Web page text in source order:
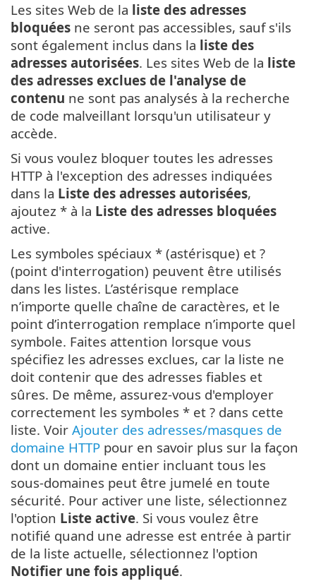
Les sites Web de la liste des adresses
bloquées ne seront pas accessibles, sauf s'ils
sont également inclus dans la liste des
adresses autorisées. Les sites Web de la liste
des adresses exclues de l'analyse de
contenu ne sont pas analysés à la recherche
de code malveillant lorsqu'un utilisateur y
accède.
Si vous voulez bloquer toutes les adresses
HTTP à l'exception des adresses indiquées
dans la Liste des adresses autorisées,
ajoutez * à la Liste des adresses bloquées
active.
Les symboles spéciaux * (astérisque) et ?
(point d'interrogation) peuvent être utilisés
dans les listes. L’astérisque remplace
n’importe quelle chaîne de caractères, et le
point d’interrogation remplace n’importe quel
symbole. Faites attention lorsque vous
spécifiez les adresses exclues, car la liste ne
doit contenir que des adresses fiables et
sûres. De même, assurez-vous d'employer
correctement les symboles * et ? dans cette
liste. Voir Ajouter des adresses/masques de
domaine HTTP pour en savoir plus sur la façon
dont un domaine entier incluant tous les
sous-domaines peut être jumelé en toute
sécurité. Pour activer une liste, sélectionnez
l'option Liste active. Si vous voulez être
notifié quand une adresse est entrée à partir
de la liste actuelle, sélectionnez l'option
Notifier une fois appliqué.